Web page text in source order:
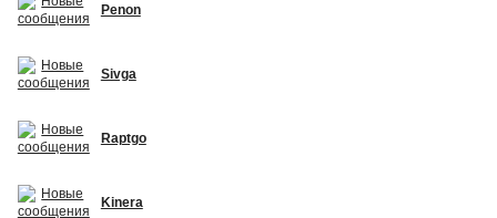
Penon
Sivga
Raptgo
Kinera